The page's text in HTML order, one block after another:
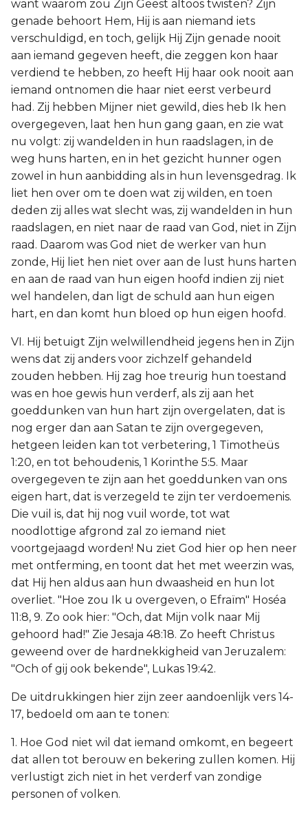
want waarom zou Zijn Geest altoos twisten? Zijn
genade behoort Hem, Hij is aan niemand iets
verschuldigd, en toch, gelijk Hij Zijn genade nooit
aan iemand gegeven heeft, die zeggen kon haar
verdiend te hebben, zo heeft Hij haar ook nooit aan
iemand ontnomen die haar niet eerst verbeurd
had. Zij hebben Mijner niet gewild, dies heb Ik hen
overgegeven, laat hen hun gang gaan, en zie wat
nu volgt: zij wandelden in hun raadslagen, in de
weg huns harten, en in het gezicht hunner ogen
zowel in hun aanbidding als in hun levensgedrag. Ik
liet hen over om te doen wat zij wilden, en toen
deden zij alles wat slecht was, zij wandelden in hun
raadslagen, en niet naar de raad van God, niet in Zijn
raad. Daarom was God niet de werker van hun
zonde, Hij liet hen niet over aan de lust huns harten
en aan de raad van hun eigen hoofd indien zij niet
wel handelen, dan ligt de schuld aan hun eigen
hart, en dan komt hun bloed op hun eigen hoofd.
VI. Hij betuigt Zijn welwillendheid jegens hen in Zijn
wens dat zij anders voor zichzelf gehandeld
zouden hebben. Hij zag hoe treurig hun toestand
was en hoe gewis hun verderf, als zij aan het
goeddunken van hun hart zijn overgelaten, dat is
nog erger dan aan Satan te zijn overgegeven,
hetgeen leiden kan tot verbetering, 1 Timotheüs
1:20, en tot behoudenis, 1 Korinthe 5:5. Maar
overgegeven te zijn aan het goeddunken van ons
eigen hart, dat is verzegeld te zijn ter verdoemenis.
Die vuil is, dat hij nog vuil worde, tot wat
noodlottige afgrond zal zo iemand niet
voortgejaagd worden! Nu ziet God hier op hen neer
met ontferming, en toont dat het met weerzin was,
dat Hij hen aldus aan hun dwaasheid en hun lot
overliet. "Hoe zou Ik u overgeven, o Efraïm" Hoséa
11:8, 9. Zo ook hier: "Och, dat Mijn volk naar Mij
gehoord had!" Zie Jesaja 48:18. Zo heeft Christus
geweend over de hardnekkigheid van Jeruzalem:
"Och of gij ook bekende", Lukas 19:42.
De uitdrukkingen hier zijn zeer aandoenlijk vers 14-
17, bedoeld om aan te tonen:
1. Hoe God niet wil dat iemand omkomt, en begeert
dat allen tot berouw en bekering zullen komen. Hij
verlustigt zich niet in het verderf van zondige
personen of volken.